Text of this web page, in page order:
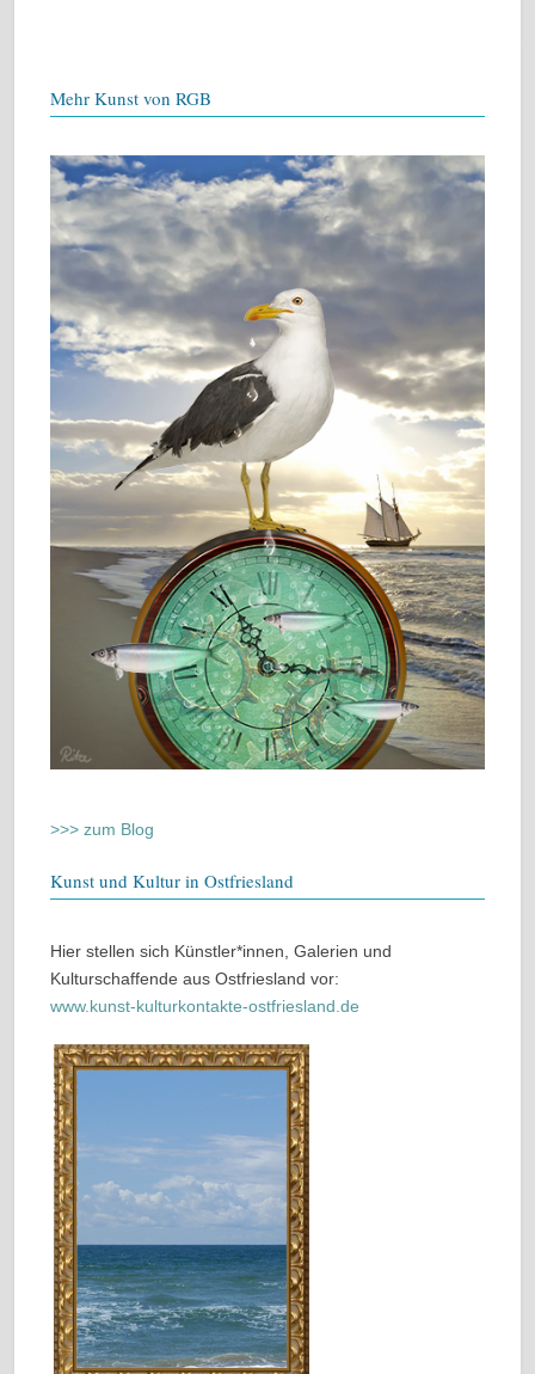
Mehr Kunst von RGB
>>> zum Blog
Kunst und Kultur in Ostfriesland
Hier stellen sich Künstler*innen, Galerien und
Kulturschaffende aus Ostfriesland vor:
www.kunst-kulturkontakte-ostfriesland.de